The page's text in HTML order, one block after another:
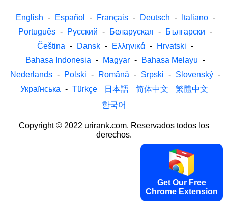
English - Español - Français - Deutsch - Italiano -
Português - Русский - Беларуская - Български -
Čeština - Dansk - Ελληνικά - Hrvatski -
Bahasa Indonesia - Magyar - Bahasa Melayu -
Nederlands - Polski - Română - Srpski - Slovenský -
Українська - Türkçe 日本語 简体中文
繁體中文
한국어
Copyright © 2022 urirank.com. Reservados todos los
derechos.
Get Our Free
Chrome Extension